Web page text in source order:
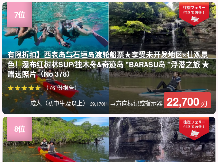
有限折扣】西表岛⇆石垣岛渡轮船票★享受未开发地区×壮观景
色！瀑布红树林SUP/独木舟&奇迹岛 "BARASU岛 "浮潜之旅 ★
赠送照片（No.378）
成人（初中生及以上） 29,170円 →方向标记或指示器 22,700 刃
（76 份报告）